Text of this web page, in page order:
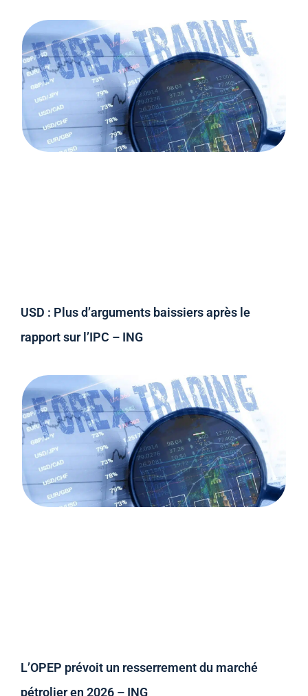
USD : Plus d’arguments baissiers après le
rapport sur l’IPC – ING
L’OPEP prévoit un resserrement du marché
pétrolier en 2026 – ING